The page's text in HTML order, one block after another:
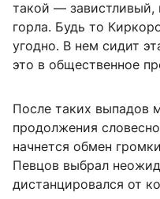
такой — завистливый,
горла. Будь то
угодно. В нем сидит
это в общественное
После таких выпадов
продолжения
начнется обмен
Певцов выбрал
дистанцировался от